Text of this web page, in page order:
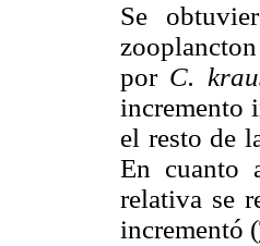
Se
por C.
incremento
el resto de
En cuanto
relativa se
incrementó (